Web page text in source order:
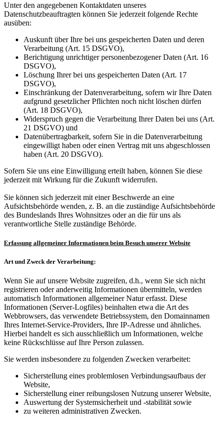
Unter den angegebenen Kontaktdaten unseres
Datenschutzbeauftragten können Sie jederzeit folgende Rechte
ausüben:
Auskunft über Ihre bei uns gespeicherten Daten und deren
Verarbeitung (Art. 15 DSGVO),
Berichtigung unrichtiger personenbezogener Daten (Art. 16
DSGVO),
Löschung Ihrer bei uns gespeicherten Daten (Art. 17
DSGVO),
Einschränkung der Datenverarbeitung, sofern wir Ihre Daten
aufgrund gesetzlicher Pflichten noch nicht löschen dürfen
(Art. 18 DSGVO),
Widerspruch gegen die Verarbeitung Ihrer Daten bei uns (Art.
21 DSGVO) und
Datenübertragbarkeit, sofern Sie in die Datenverarbeitung
eingewilligt haben oder einen Vertrag mit uns abgeschlossen
haben (Art. 20 DSGVO).
Sofern Sie uns eine Einwilligung erteilt haben, können Sie diese
jederzeit mit Wirkung für die Zukunft widerrufen.
Sie können sich jederzeit mit einer Beschwerde an eine
Aufsichtsbehörde wenden, z. B. an die zuständige Aufsichtsbehörde
des Bundeslands Ihres Wohnsitzes oder an die für uns als
verantwortliche Stelle zuständige Behörde.
Erfassung allgemeiner Informationen beim Besuch unserer Website
Art und Zweck der Verarbeitung:
Wenn Sie auf unsere Website zugreifen, d.h., wenn Sie sich nicht
registrieren oder anderweitig Informationen übermitteln, werden
automatisch Informationen allgemeiner Natur erfasst. Diese
Informationen (Server-Logfiles) beinhalten etwa die Art des
Webbrowsers, das verwendete Betriebssystem, den Domainnamen
Ihres Internet-Service-Providers, Ihre IP-Adresse und ähnliches.
Hierbei handelt es sich ausschließlich um Informationen, welche
keine Rückschlüsse auf Ihre Person zulassen.
Sie werden insbesondere zu folgenden Zwecken verarbeitet:
Sicherstellung eines problemlosen Verbindungsaufbaus der
Website,
Sicherstellung einer reibungslosen Nutzung unserer Website,
Auswertung der Systemsicherheit und -stabilität sowie
zu weiteren administrativen Zwecken.